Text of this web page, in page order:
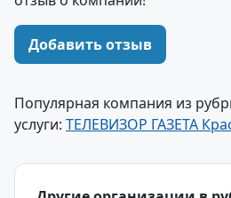
Добавить отзыв
Популярная компания из
услуги: ТЕЛЕВИЗОР ГАЗЕТА